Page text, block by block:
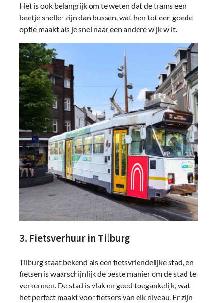
Het is ook belangrijk om te weten dat de trams een
beetje sneller zijn dan bussen, wat hen tot een goede
optie maakt als je snel naar een andere wijk wilt.
3. Fietsverhuur in Tilburg
Tilburg staat bekend als een fietsvriendelijke stad, en
fietsen is waarschijnlijk de beste manier om de stad te
verkennen. De stad is vlak en goed toegankelijk, wat
het perfect maakt voor fietsers van elk niveau. Er zijn